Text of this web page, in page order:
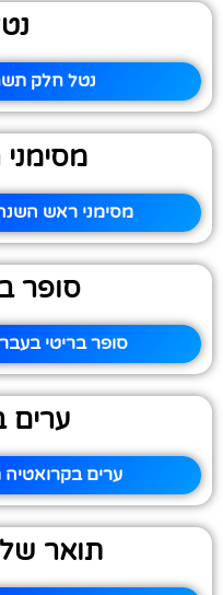
נטל חלק
מסימני ראש
סופר
סופר בריטי
ערים
ערים
תואר